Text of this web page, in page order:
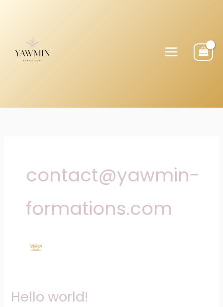
contact@yawmin-
formations.com
Hello world!
Hello